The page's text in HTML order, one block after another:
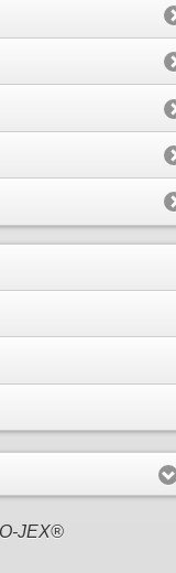
JEX®